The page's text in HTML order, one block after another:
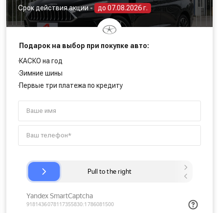
Срок действия акции - до 07.08.2026 г.
Подарок на выбор при покупке авто:
КАСКО на год
Зимние шины
Первые три платежа по кредиту